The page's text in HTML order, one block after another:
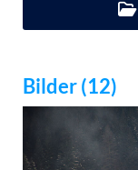
Bilder (12)